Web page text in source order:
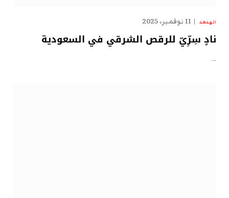
الهدهد 11 نوفمبر، 2025
نادٍ سِرِّيّ للرقص الشرقي في السعودية
…